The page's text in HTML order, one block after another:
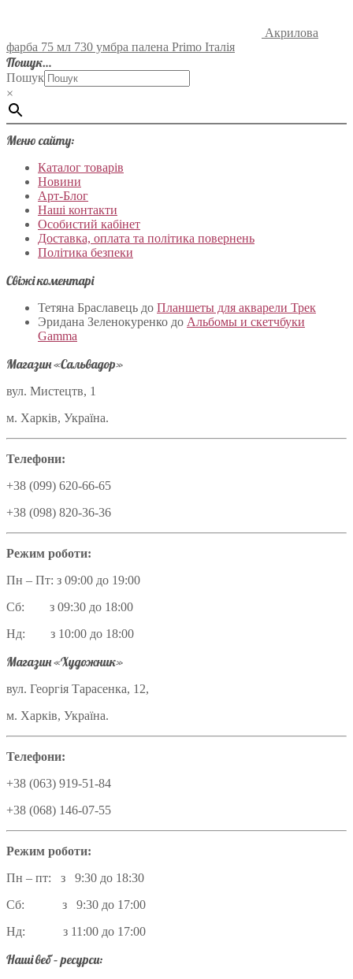
Акрилова
фарба 75 мл 730 умбра палена Primo Італія
Пошук…
Пошук
×
Меню сайту:
Каталог товарів
Новини
Арт-Блог
Наші контакти
Особистий кабінет
Доставка, оплата та політика повернень
Політика безпеки
Свіжі коментарі
Тетяна Браславець до Планшеты для акварели Трек
Эридана Зеленокуренко до Альбомы и скетчбуки
Gamma
Магазин «Сальвадор»
вул. Мистецтв, 1
м. Харків, Україна.
Телефони:
+38 (099) 620-66-65
+38 (098) 820-36-36
Режим роботи:
Пн – Пт: з 09:00 до 19:00
Сб: з 09:30 до 18:00
Нд: з 10:00 до 18:00
Магазин «Художник»
вул. Георгія Тарасенка, 12,
м. Харків, Україна.
Телефони:
+38 (063) 919-51-84
+38 (068) 146-07-55
Режим роботи:
Пн – пт: з 9:30 до 18:30
Сб: з 9:30 до 17:00
Нд: з 11:00 до 17:00
Наші веб – ресурси: